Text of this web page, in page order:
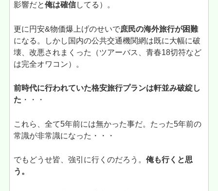
影響だと俺は確信してる）。
更に円安&物価爆上げのせいで庶民の海外旅行が困難
になる。しかし国内の公共交通機関網は既に大幅に破
壊、改悪されまくった（ツアーバス、青春18切符など
は完全オワコン）。
前時代に行われていた格安旅行プランは軒並み破綻し
た ・・・
これら、全て5年前には無かった事だ。たった5年前の
常識が非常識になった・・・
でもどうせ皆、強引に行くのだろう。俺も行くと思
う。